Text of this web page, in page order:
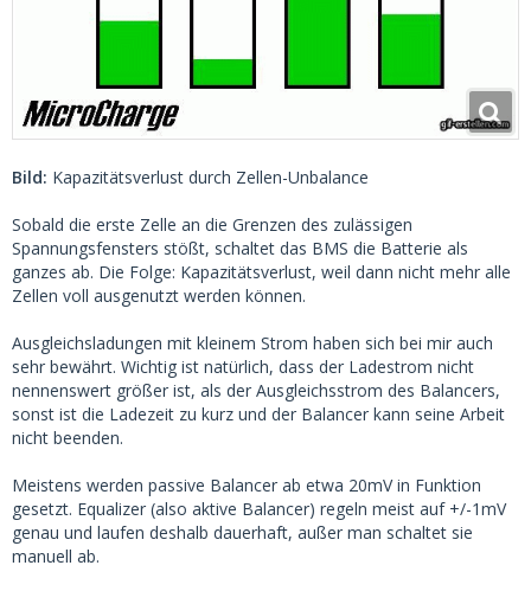
Bild: Kapazitätsverlust durch Zellen-Unbalance
Sobald die erste Zelle an die Grenzen des zulässigen
Spannungsfensters stößt, schaltet das BMS die Batterie als
ganzes ab. Die Folge: Kapazitätsverlust, weil dann nicht mehr alle
Zellen voll ausgenutzt werden können.
Ausgleichsladungen mit kleinem Strom haben sich bei mir auch
sehr bewährt. Wichtig ist natürlich, dass der Ladestrom nicht
nennenswert größer ist, als der Ausgleichsstrom des Balancers,
sonst ist die Ladezeit zu kurz und der Balancer kann seine Arbeit
nicht beenden.
Meistens werden passive Balancer ab etwa 20mV in Funktion
gesetzt. Equalizer (also aktive Balancer) regeln meist auf +/-1mV
genau und laufen deshalb dauerhaft, außer man schaltet sie
manuell ab.